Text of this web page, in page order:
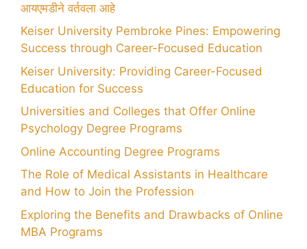
आयएमडीने वर्तवला आहे
Keiser University Pembroke Pines: Empowering
Success through Career-Focused Education
Keiser University: Providing Career-Focused
Education for Success
Universities and Colleges that Offer Online
Psychology Degree Programs
Online Accounting Degree Programs
The Role of Medical Assistants in Healthcare
and How to Join the Profession
Exploring the Benefits and Drawbacks of Online
MBA Programs